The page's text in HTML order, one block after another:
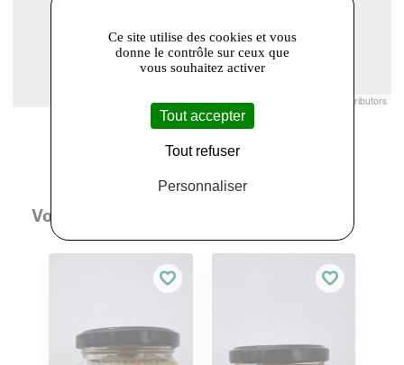
© Openstreetmap France | © contributors
Vous aimerez aussi
Ce site utilise des cookies et vous
donne le contrôle sur ceux que
vous souhaitez activer
Tout accepter
Tout refuser
Personnaliser